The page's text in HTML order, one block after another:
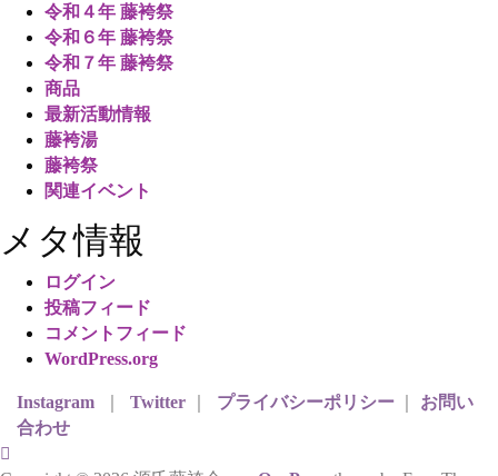
令和４年 藤袴祭
令和６年 藤袴祭
令和７年 藤袴祭
商品
最新活動情報
藤袴湯
藤袴祭
関連イベント
メタ情報
ログイン
投稿フィード
コメントフィード
WordPress.org
Instagram Twitter プライバシーポリシー
お問い
合わせ